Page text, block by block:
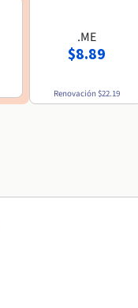
.ME
$8.89
Renovación$22.19